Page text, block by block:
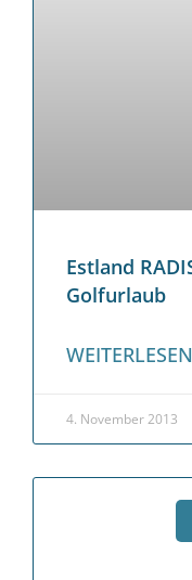
Estland
Golfurlaub
4. November 2013